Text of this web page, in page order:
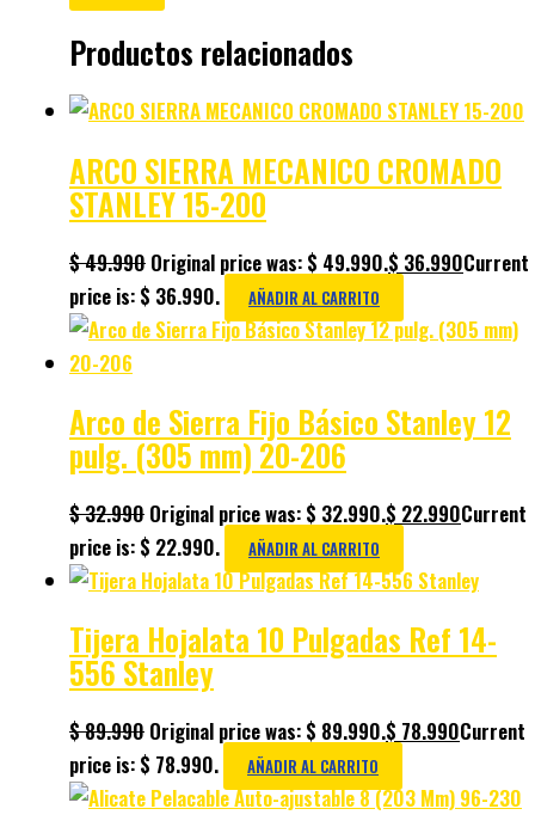
Productos relacionados
ARCO SIERRA MECANICO CROMADO
STANLEY 15-200
$49.990 Original price was: $ 49.990.$ 36.990Current
price is: $ 36.990.
AÑADIR AL CARRITO
Arco de Sierra Fijo Básico Stanley 12
pulg. (305 mm) 20-206
$32.990 Original price was: $ 32.990.$ 22.990Current
price is: $ 22.990.
AÑADIR AL CARRITO
Tijera Hojalata 10 Pulgadas Ref 14-
556 Stanley
$89.990 Original price was: $ 89.990.$ 78.990Current
price is: $ 78.990.
AÑADIR AL CARRITO